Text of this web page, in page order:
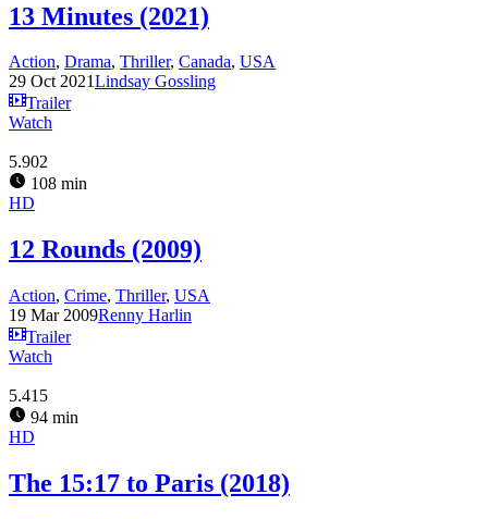
13 Minutes (2021)
Action, Drama, Thriller, Canada, USA
29 Oct 2021Lindsay Gossling
Trailer
Watch
5.902
108 min
HD
12 Rounds (2009)
Action, Crime, Thriller, USA
19 Mar 2009Renny Harlin
Trailer
Watch
5.415
94 min
HD
The 15:17 to Paris (2018)